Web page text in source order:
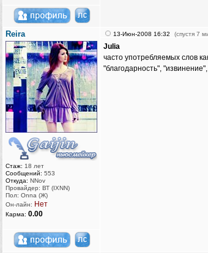
Reira
Стаж: 18 лет
Сообщений: 553
Откуда: NNov
Провайдер: ВТ (IXNN)
Пол: Onna (Ж)
Он-лайн: Нет
Карма: 0.00
13-Июн-2008 16:32 (спустя 7
Julia
часто употребляемых слов
"благодарность",